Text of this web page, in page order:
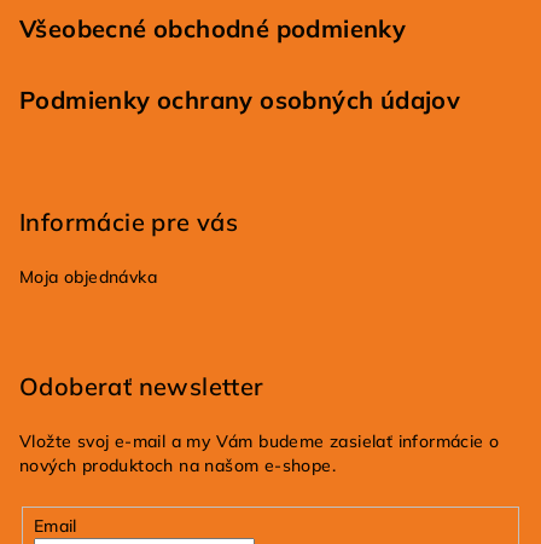
Všeobecné obchodné podmienky
Podmienky ochrany osobných údajov
Informácie pre vás
Moja objednávka
Odoberať newsletter
Vložte svoj e-mail a my Vám budeme zasielať informácie o
nových produktoch na našom e-shope.
Email